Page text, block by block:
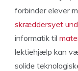
forbinder elever
skræddersyet
informatik til
lektiehjælp kan
solide